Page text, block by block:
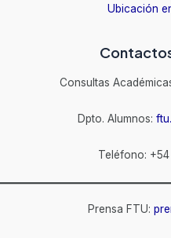
Ubicación
Consultas
Dpto. Alumnos:
Teléfono:
Prensa FTU: